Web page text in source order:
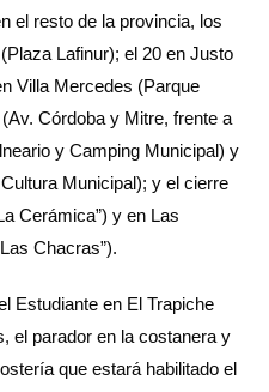
el resto de la provincia, los
Lafinur); el 20 en Justo
Villa Mercedes (Parque
Córdoba y Mitre, frente a
y Camping Municipal) y
Municipal); y el cierre
Cerámica”) y en Las
Chacras”).
Estudiante en El Trapiche
el parador en la costanera y
que estará habilitado el